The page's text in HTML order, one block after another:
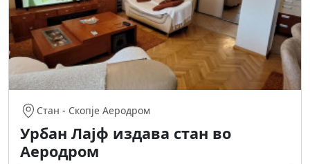
Стан - Скопје Аеродром
Урбан Лајф издава стан во
Аеродром